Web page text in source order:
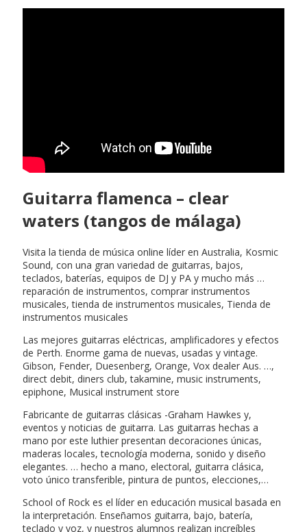
Guitarra flamenca – clear
waters (tangos de málaga)
Visita la tienda de música online líder en Australia, Kosmic
Sound, con una gran variedad de guitarras, bajos,
teclados, baterías, equipos de DJ y PA y mucho más …
reparación de instrumentos, comprar instrumentos
musicales, tienda de instrumentos musicales, Tienda de
instrumentos musicales
Las mejores guitarras eléctricas, amplificadores y efectos
de Perth. Enorme gama de nuevas, usadas y vintage.
Gibson, Fender, Duesenberg, Orange, Vox dealer Aus. …,
direct debit, diners club, takamine, music instruments,
epiphone, Musical instrument store
Fabricante de guitarras clásicas -Graham Hawkes y,
eventos y noticias de guitarra. Las guitarras hechas a
mano por este luthier presentan decoraciones únicas,
maderas locales, tecnología moderna, sonido y diseño
elegantes. … hecho a mano, electoral, guitarra clásica,
voto único transferible, pintura de puntos, elecciones,…
School of Rock es el líder en educación musical basada en
la interpretación. Enseñamos guitarra, bajo, batería,
teclado y voz, y nuestros alumnos realizan increíbles